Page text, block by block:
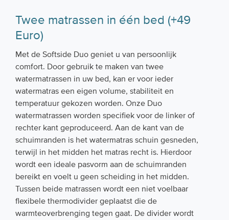
Twee matrassen in één bed (+49
Euro)
Met de Softside Duo geniet u van persoonlijk
comfort. Door gebruik te maken van twee
watermatrassen in uw bed, kan er voor ieder
watermatras een eigen volume, stabiliteit en
temperatuur gekozen worden. Onze Duo
watermatrassen worden specifiek voor de linker of
rechter kant geproduceerd. Aan de kant van de
schuimranden is het watermatras schuin gesneden,
terwijl in het midden het matras recht is. Hierdoor
wordt een ideale pasvorm aan de schuimranden
bereikt en voelt u geen scheiding in het midden.
Tussen beide matrassen wordt een niet voelbaar
flexibele thermodivider geplaatst die de
warmteoverbrenging tegen gaat. De divider wordt